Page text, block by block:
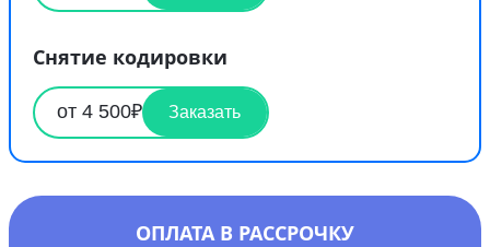
Снятие кодировки
от 4 500₽ Заказать
ОПЛАТА В РАССРОЧКУ